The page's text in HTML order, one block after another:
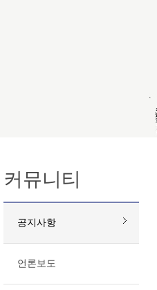
커뮤니티
공지사항
언론보도